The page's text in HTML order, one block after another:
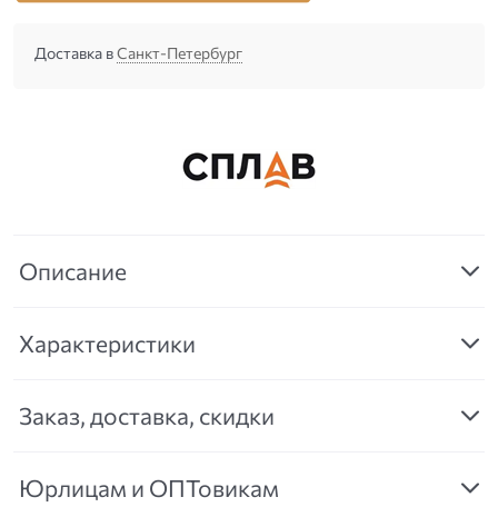
Доставка вСанкт-Петербург
Описание
Характеристики
Заказ, доставка, скидки
Юрлицам и ОПТовикам